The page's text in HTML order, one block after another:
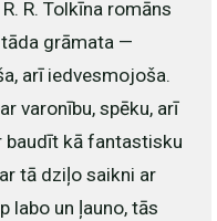
R. Tolkīna romāns
tāda grāmata —
arī iedvesmo­joša.
varonību, spēku, arī
baudīt kā fantastisku
tā dziļo saikni ar
labo un ļauno, tās